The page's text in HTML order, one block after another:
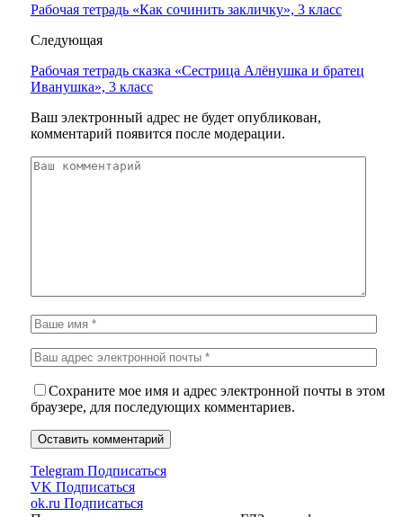
Рабочая тетрадь «Как сочинить закличку», 3 класс
Следующая
Рабочая тетрадь сказка «Сестрица Алёнушка и братец
Иванушка», 3 класс
Ваш электронный адрес не будет опубликован,
комментарий появится после модерации.
Сохраните мое имя и адрес электронной почты в этом
браузере, для последующих комментариев.
Telegram Подписаться
VK Подписаться
ok.ru Подписаться